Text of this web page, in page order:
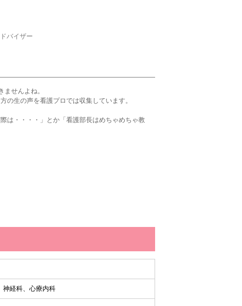
バイザー
ませんよね。
の生の声を看護プロでは収集しています。
は・・・・」とか「看護部長はめちゃめちゃ教
神経科、心療内科